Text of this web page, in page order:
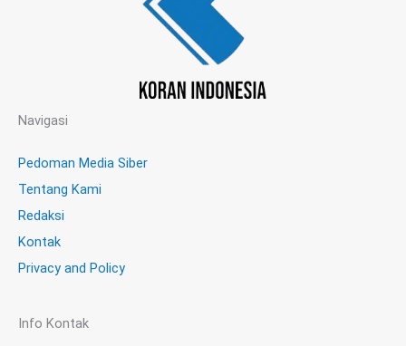
Navigasi
Pedoman Media Siber
Tentang Kami
Redaksi
Kontak
Privacy and Policy
Info Kontak